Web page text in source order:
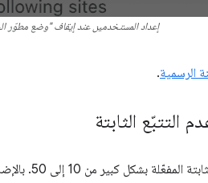
إعداد المستخدمين عند إيقاف "وضع مطوّر
الرسمية.
الثابتة
لقد رفعنا